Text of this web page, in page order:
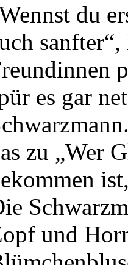
du
es gar
zu „Wer
und